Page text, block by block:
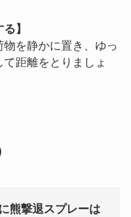
】
を静かに置き、ゆっ
距離をとりましょ
熊撃退スプレーは